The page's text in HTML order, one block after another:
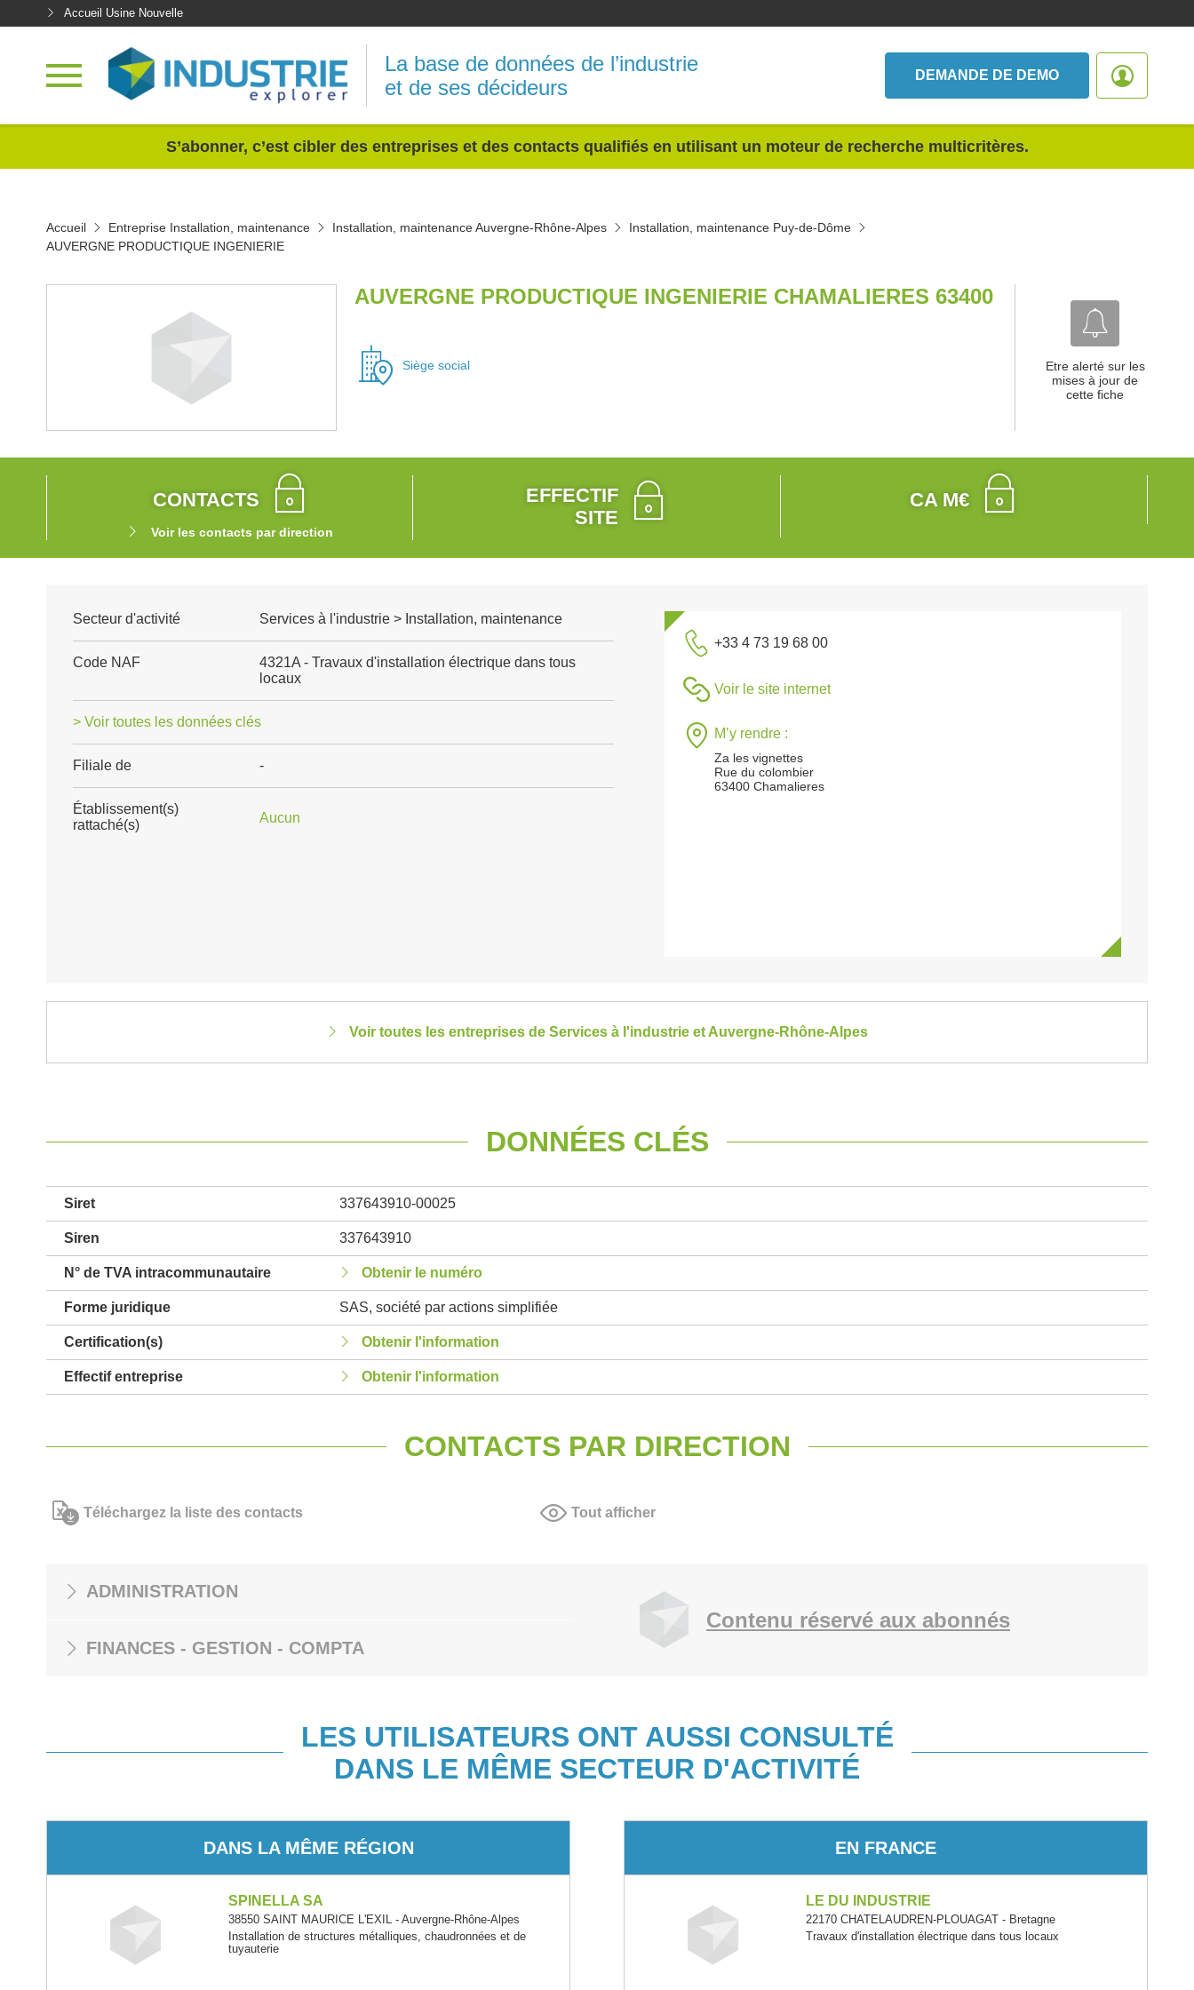
Accueil Usine Nouvelle
La base de données de l’industrie
et de ses décideurs
DEMANDE DE DEMO
S’abonner, c’est cibler des entreprises et des contacts qualifiés en utilisant un moteur de recherche multicritères.
Accueil Entreprise Installation, maintenance Installation, maintenance Auvergne-Rhône-Alpes
Installation, maintenance Puy-de-Dôme
AUVERGNE PRODUCTIQUE INGENIERIE
AUVERGNE PRODUCTIQUE INGENIERIE CHAMALIERES 63400
Siège social
Etre alerté sur les
mises à jour de
cette fiche
CONTACTS
Voir les contacts par direction
EFFECTIF
SITE
CA M€
Secteur d'activité Services à l'industrie > Installation, maintenance
Code NAF
4321A - Travaux d'installation électrique dans tous
locaux
> Voir toutes les données clés
Filiale de -
Établissement(s)
rattaché(s)
Aucun
+33 4 73 19 68 00
Voir le site internet
M’y rendre :
Za les vignettes
Rue du colombier
63400 Chamalieres
Voir toutes les entreprises de Services à l'industrie et Auvergne-Rhône-Alpes
DONNÉES CLÉS
Siret 337643910-00025
Siren 337643910
N° de TVA intracommunautaire Obtenir le numéro
Forme juridique SAS, société par actions simplifiée
Certification(s) Obtenir l'information
Effectif entreprise Obtenir l'information
CONTACTS PAR DIRECTION
Téléchargez la liste des contacts Tout afficher
ADMINISTRATION
FINANCES - GESTION - COMPTA
Contenu réservé aux abonnés
LES UTILISATEURS ONT AUSSI CONSULTÉ
DANS LE MÊME SECTEUR D'ACTIVITÉ
DANS LA MÊME RÉGION
SPINELLA SA
38550 SAINT MAURICE L'EXIL - Auvergne-Rhône-Alpes
Installation de structures métalliques, chaudronnées et de
tuyauterie
EN FRANCE
LE DU INDUSTRIE
22170 CHATELAUDREN-PLOUAGAT - Bretagne
Travaux d'installation électrique dans tous locaux